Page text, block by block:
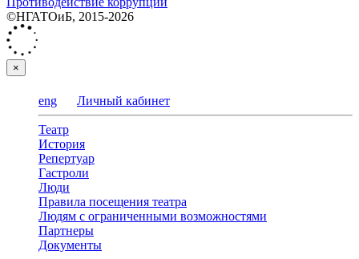
©НГАТОиБ, 2015-2026
×
eng Личный кабинет
Театр
История
Репертуар
Гастроли
Люди
Правила посещения театра
Людям с ограниченными возможностями
Партнеры
Документы